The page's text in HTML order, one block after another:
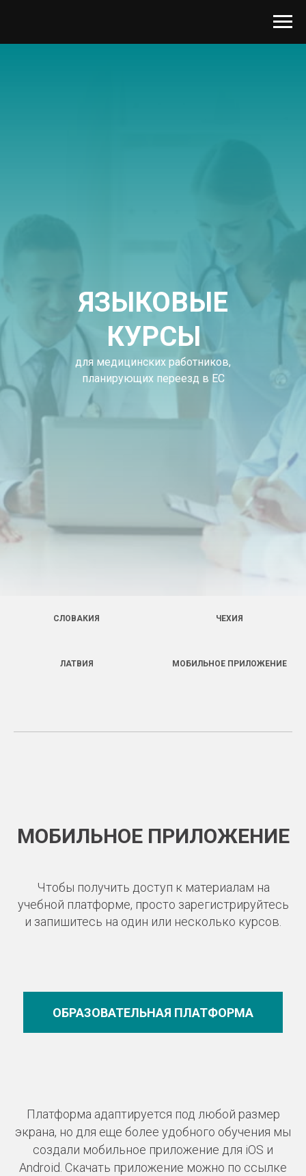
ЯЗЫКОВЫЕ
КУРСЫ
для медицинских работников,
планирующих переезд в ЕС
СЛОВАКИЯ ЧЕХИЯ
ЛАТВИЯ МОБИЛЬНОЕ ПРИЛОЖЕНИЕ
МОБИЛЬНОЕ ПРИЛОЖЕНИЕ
Чтобы получить доступ к материалам на
учебной платформе, просто зарегистрируйтесь
и запишитесь на один или несколько курсов.
ОБРАЗОВАТЕЛЬНАЯ ПЛАТФОРМА
Платформа адаптируется под любой размер
экрана, но для еще более удобного обучения мы
создали мобильное приложение для iOS и
Android. Скачать приложение можно по ссылке